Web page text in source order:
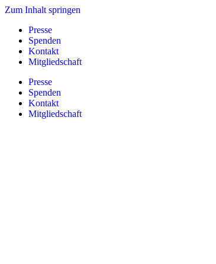
Zum Inhalt springen
Presse
Spenden
Kontakt
Mitgliedschaft
Presse
Spenden
Kontakt
Mitgliedschaft